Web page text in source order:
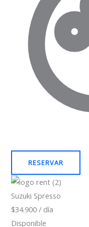
RESERVAR
Suzuki Spresso
$34.900 / día
Disponible